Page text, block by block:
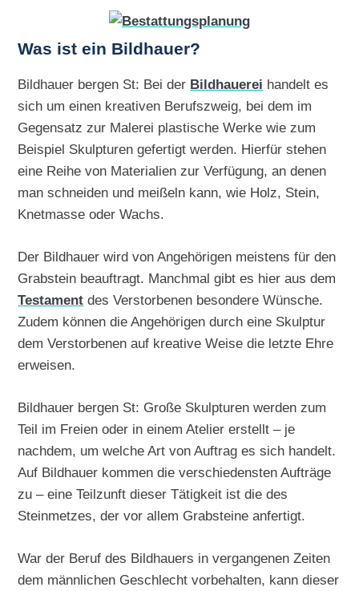
Was ist ein Bildhauer?
Bildhauer bergen St: Bei der Bildhauerei handelt es
sich um einen kreativen Berufszweig, bei dem im
Gegensatz zur Malerei plastische Werke wie zum
Beispiel Skulpturen gefertigt werden. Hierfür stehen
eine Reihe von Materialien zur Verfügung, an denen
man schneiden und meißeln kann, wie Holz, Stein,
Knetmasse oder Wachs.
Der Bildhauer wird von Angehörigen meistens für den
Grabstein beauftragt. Manchmal gibt es hier aus dem
Testament des Verstorbenen besondere Wünsche.
Zudem können die Angehörigen durch eine Skulptur
dem Verstorbenen auf kreative Weise die letzte Ehre
erweisen.
Bildhauer bergen St: Große Skulpturen werden zum
Teil im Freien oder in einem Atelier erstellt – je
nachdem, um welche Art von Auftrag es sich handelt.
Auf Bildhauer kommen die verschiedensten Aufträge
zu – eine Teilzunft dieser Tätigkeit ist die des
Steinmetzes, der vor allem Grabsteine anfertigt.
War der Beruf des Bildhauers in vergangenen Zeiten
dem männlichen Geschlecht vorbehalten, kann dieser